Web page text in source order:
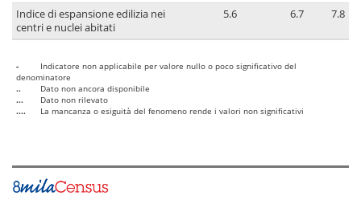
Indice di espansione edilizia nei
centri e nuclei abitati
5.6 6.7 7.8
-
Indicatore non applicabile per valore nullo o poco significativo del
denominatore
..
Dato non ancora disponibile
...
Dato non rilevato
....
La mancanza o esiguità del fenomeno rende i valori non significativi